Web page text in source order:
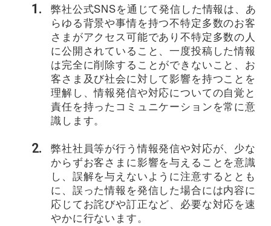
弊社公式SNSを通じて発信した情報は、あ
らゆる背景や事情を持つ不特定多数のお客
さまがアクセス可能であり不特定多数の人
に公開されていること、一度投稿した情報
は完全に削除することができないこと、お
客さま及び社会に対して影響を持つことを
理解し、情報発信や対応についての自覚と
責任を持ったコミュニケーションを常に意
識します。
弊社社員等が行う情報発信や対応が、少な
からずお客さまに影響を与えることを意識
し、誤解を与えないように注意するととも
に、誤った情報を発信した場合には内容に
応じてお詫びや訂正など、必要な対応を速
やかに行ないます。